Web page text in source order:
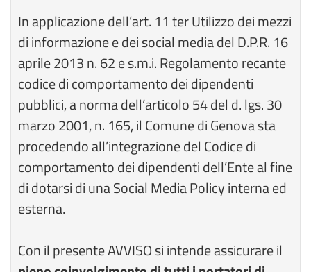
In applicazione dell’art. 11 ter Utilizzo dei mezzi
di informazione e dei social media del D.P.R. 16
aprile 2013 n. 62 e s.m.i. Regolamento recante
codice di comportamento dei dipendenti
pubblici, a norma dell’articolo 54 del d. lgs. 30
marzo 2001, n. 165, il Comune di Genova sta
procedendo all’integrazione del Codice di
comportamento dei dipendenti dell’Ente al fine
di dotarsi di una Social Media Policy interna ed
esterna.
Con il presente AVVISO si intende assicurare il